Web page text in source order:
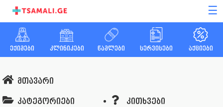
☰
ექიმები კლინიკები წამლები სერვისები აქციები
მთავარი
კატეგორიები კითხვები